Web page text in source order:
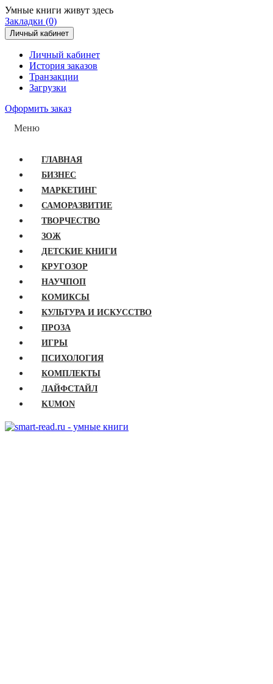
Умные книги живут здесь
Закладки (0)
Личный кабинет
Личный кабинет
История заказов
Транзакции
Загрузки
Оформить заказ
Меню
ГЛАВНАЯ
БИЗНЕС
МАРКЕТИНГ
САМОРАЗВИТИЕ
ТВОРЧЕСТВО
ЗОЖ
ДЕТСКИЕ КНИГИ
КРУГОЗОР
НАУЧПОП
КОМИКСЫ
КУЛЬТУРА И ИСКУССТВО
ПРОЗА
ИГРЫ
ПСИХОЛОГИЯ
КОМПЛЕКТЫ
ЛАЙФСТАЙЛ
KUMON